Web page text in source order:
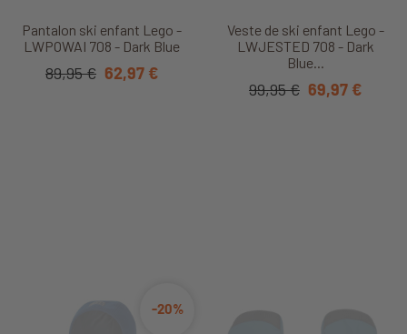
Pantalon ski enfant Lego -
LWPOWAI 708 - Dark Blue
89,95 € 62,97 €
Veste de ski enfant Lego -
LWJESTED 708 - Dark
Blue...
99,95 € 69,97 €
-20%